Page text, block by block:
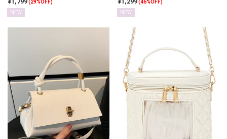
(29%OFF)
NEW
(46%OFF)
NEW